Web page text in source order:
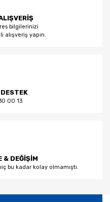
bilgilerinizi
yapın.
00 13
& DEĞİŞİM
bu kadar kolay olmamıştı.